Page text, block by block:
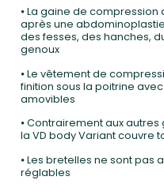
⦁ La gaine de
après une
des fesses, des hanches,
genoux
⦁ Le vêtement de
finition sous la poitrine
amovibles
⦁ Contrairement aux
la VD body Variant couvre
⦁ Les bretelles ne sont pas
réglables